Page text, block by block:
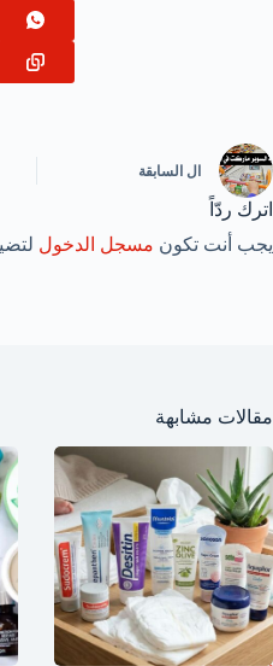
ال السابقة
اترك ردّاً
يجب أنت تكون مسجل الدخول
مقالات مشابهة